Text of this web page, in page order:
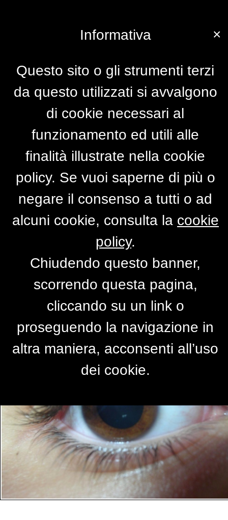
TI VEDO !
digiodi
×
Informativa
Questo sito o gli strumenti terzi
da questo utilizzati si avvalgono
di cookie necessari al
funzionamento ed utili alle
finalità illustrate nella cookie
policy. Se vuoi saperne di più o
negare il consenso a tutti o ad
alcuni cookie, consulta la cookie
policy.
Chiudendo questo banner,
scorrendo questa pagina,
cliccando su un link o
proseguendo la navigazione in
altra maniera, acconsenti all’uso
dei cookie.